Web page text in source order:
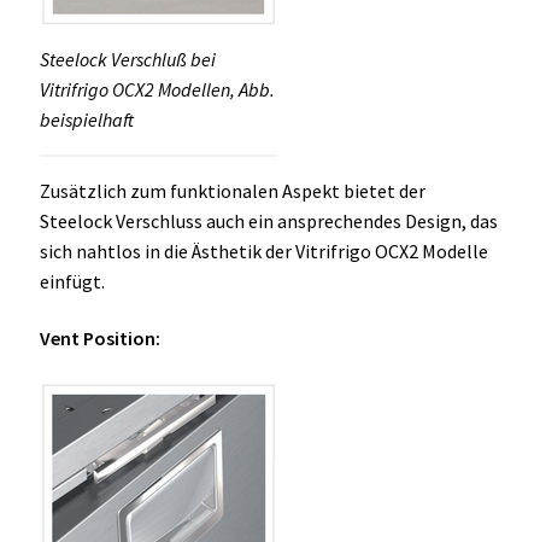
Steelock Verschluß bei
Vitrifrigo OCX2 Modellen, Abb.
beispielhaft
Zusätzlich zum funktionalen Aspekt bietet der
Steelock Verschluss auch ein ansprechendes Design, das
sich nahtlos in die Ästhetik der Vitrifrigo OCX2 Modelle
einfügt.
Vent Position: